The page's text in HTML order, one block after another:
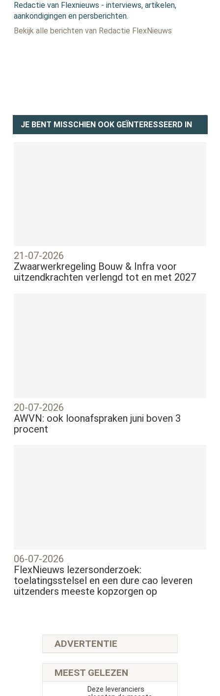
Redactie van Flexnieuws - interviews, artikelen,
aankondigingen en persberichten.
Bekijk alle berichten van Redactie FlexNieuws
JE BENT MISSCHIEN OOK GEÏNTERESSEERD IN
21-07-2026
Zwaarwerkregeling Bouw & Infra voor
uitzendkrachten verlengd tot en met 2027
20-07-2026
AWVN: ook loonafspraken juni boven 3
procent
06-07-2026
FlexNieuws lezersonderzoek:
toelatingsstelsel en een dure cao leveren
uitzenders meeste kopzorgen op
ADVERTENTIE
MEEST GELEZEN
Deze leveranciers